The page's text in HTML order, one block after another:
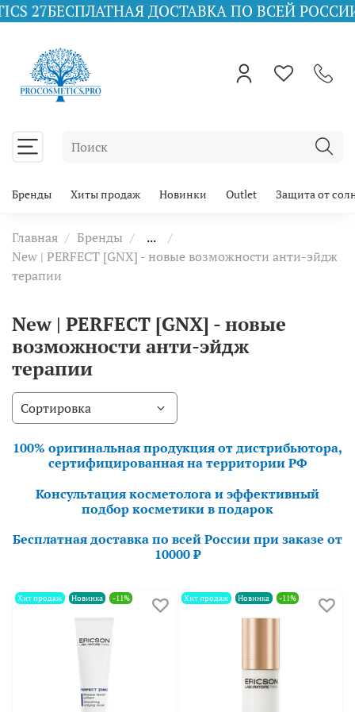
БЕСПЛАТНАЯ ДОСТАВКА ПО ВСЕЙ РОССИИ
Бренды Хиты продаж Новинки Outlet Защита от
Главная Бренды
...
New | PERFECT [GNX] - новые возможности анти-эйдж
терапии
New | PERFECT [GNX] - новые
возможности анти-эйдж
терапии
100% оригинальная продукция от дистрибьютора,
сертифицированная на территории РФ
Консультация косметолога и эффективный
подбор косметики в подарок
Бесплатная доставка по всей России при заказе от
10000 ₽
Хит продаж Новинка -11% Хит продаж Новинка -11%